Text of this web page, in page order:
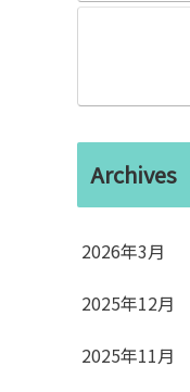
Archives
2026年3月
2025年12月
2025年11月